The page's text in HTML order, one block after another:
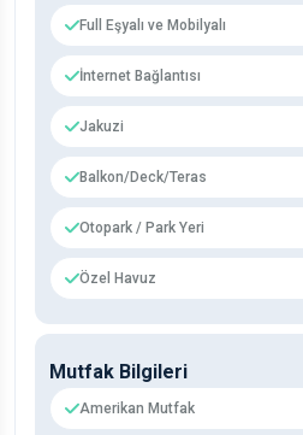
Full Eşyalı ve Mobilyalı
İnternet Bağlantısı
Jakuzi
Balkon/Deck/Teras
Otopark / Park Yeri
Özel Havuz
Mutfak Bilgileri
Amerikan Mutfak